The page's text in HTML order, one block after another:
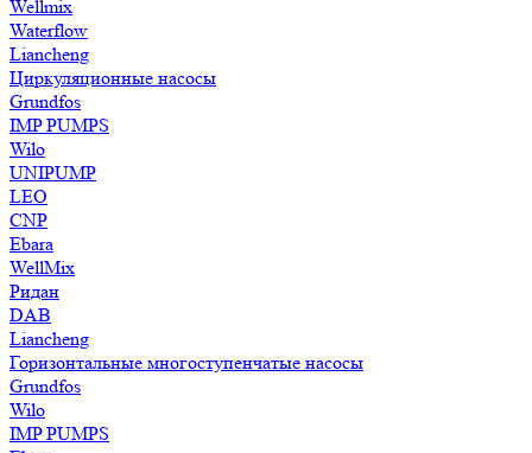
Wellmix
Waterflow
Liancheng
Циркуляционные насосы
Grundfos
IMP PUMPS
Wilo
UNIPUMP
LEO
CNP
Ebara
WellMix
Ридан
DAB
Liancheng
Горизонтальные многоступенчатые насосы
Grundfos
Wilo
IMP PUMPS